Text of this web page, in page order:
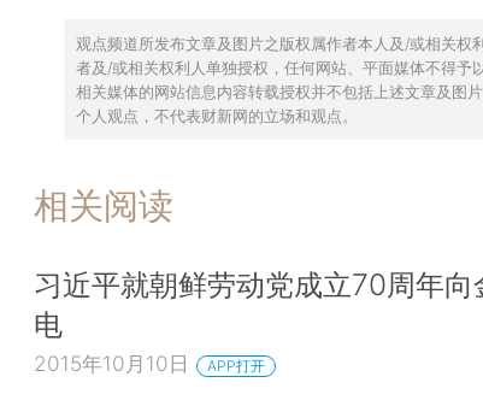
观点频道所发布文章及图片之版权属作者本人及/或相关权
者及/或相关权利人单独授权，任何网站、平面媒体不得予
相关媒体的网站信息内容转载授权并不包括上述文章及图
个人观点，不代表财新网的立场和观点。
相关阅读
习近平就朝鲜劳动党成立70周年向
电
2015年10月10日 APP打开